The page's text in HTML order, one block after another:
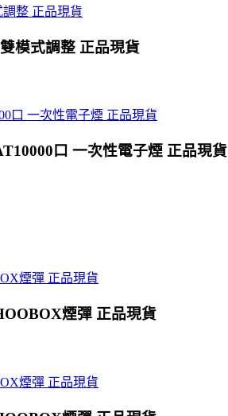
模式調整 正品現貨
口 一次性電子煙 正品現貨
煙彈 正品現貨